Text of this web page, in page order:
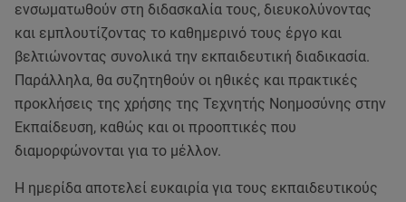
ενσωματωθούν στη διδασκαλία τους, διευκολύνοντας
και εμπλουτίζοντας το καθημερινό τους έργο και
βελτιώνοντας συνολικά την εκπαιδευτική διαδικασία.
Παράλληλα, θα συζητηθούν οι ηθικές και πρακτικές
προκλήσεις της χρήσης της Τεχνητής Νοημοσύνης στην
Εκπαίδευση, καθώς και οι προοπτικές που
διαμορφώνονται για το μέλλον.
Η ημερίδα αποτελεί ευκαιρία για τους εκπαιδευτικούς